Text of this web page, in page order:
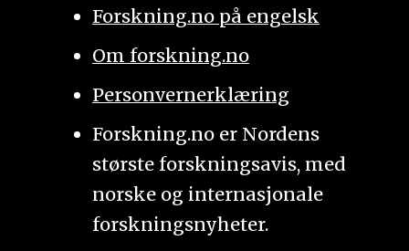
Forskning.no på engelsk
Om forskning.no
Personvernerklæring
Forskning.no er Nordens
største forskningsavis, med
norske og internasjonale
forskningsnyheter.